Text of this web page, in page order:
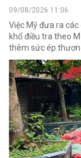
09/08/2026 11:06
Việc Mỹ đưa ra
khổ điều tra theo
thêm sức ép